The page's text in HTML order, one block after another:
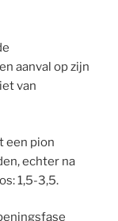
aanval op zijn
van
een pion
echter na
1,5-3,5.